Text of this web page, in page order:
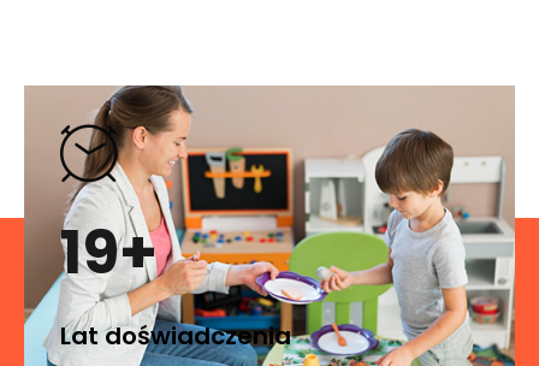
19+
Lat doświadczenia